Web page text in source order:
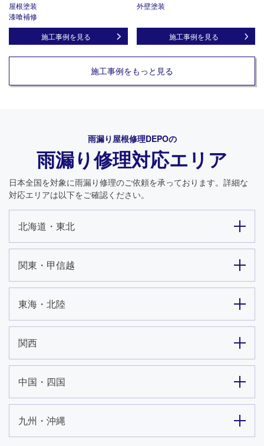
24時間365日対応
050-1883-0629
屋根塗装
漆喰補修
施工事例を見る
外壁塗装
施工事例を見る
施工事例をもっと見る
雨漏り屋根修理DEPOの
雨漏り修理対応エリア
日本全国を対象に雨漏り修理のご依頼を承っております。詳細な
対応エリアは以下をご確認ください。
北海道・東北
関東・甲信越
東海・北陸
関西
中国・四国
九州・沖縄